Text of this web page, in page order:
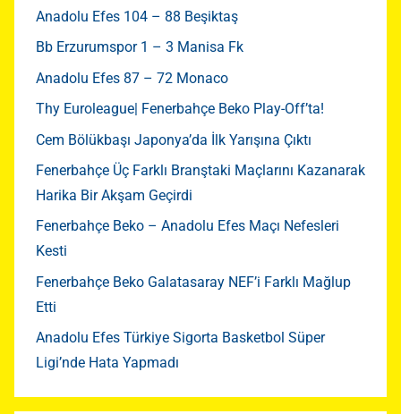
Anadolu Efes 104 – 88 Beşiktaş
Bb Erzurumspor 1 – 3 Manisa Fk
Anadolu Efes 87 – 72 Monaco
Thy Euroleague| Fenerbahçe Beko Play-Off’ta!
Cem Bölükbaşı Japonya’da İlk Yarışına Çıktı
Fenerbahçe Üç Farklı Branştaki Maçlarını Kazanarak
Harika Bir Akşam Geçirdi
Fenerbahçe Beko – Anadolu Efes Maçı Nefesleri
Kesti
Fenerbahçe Beko Galatasaray NEF’i Farklı Mağlup
Etti
Anadolu Efes Türkiye Sigorta Basketbol Süper
Ligi’nde Hata Yapmadı